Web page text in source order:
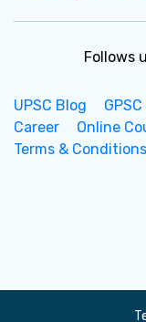
Follows
UPSC Blog
Career
Online
Terms & Conditions